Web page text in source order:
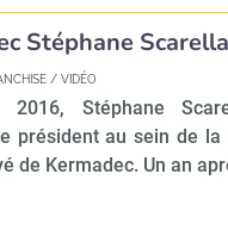
Stéphane
/ VIDÉO
2016, Stéphane
président au sein de la
de Kermadec. Un an